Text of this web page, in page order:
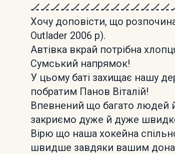
Хочу доповісти, що
Outlader 2006 р).
Автівка вкрай потрібна
Сумський напрямок!
У цьому баті захищає нашу
побратим Панов Віталій!
Впевнений що багато людей
закриємо дуже й дуже
Вірю що наша хокейна
швидше завдяки вашим